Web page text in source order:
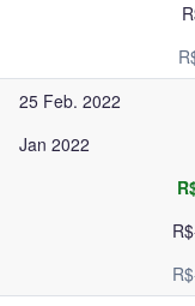
25 Feb. 2022
Jan 2022